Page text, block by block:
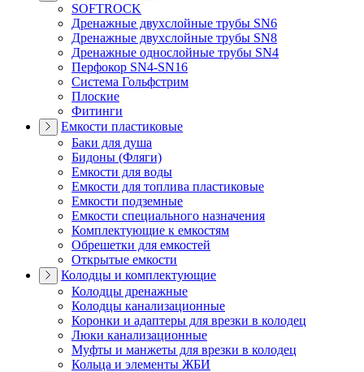
SOFTROCK
Дренажные двухслойные трубы SN6
Дренажные двухслойные трубы SN8
Дренажные однослойные трубы SN4
Перфокор SN4-SN16
Система Гольфстрим
Плоские
Фитинги
Емкости пластиковые
Баки для душа
Бидоны (Фляги)
Емкости для воды
Емкости для топлива пластиковые
Емкости подземные
Емкости специального назначения
Комплектующие к емкостям
Обрешетки для емкостей
Открытые емкости
Колодцы и комплектующие
Колодцы дренажные
Колодцы канализационные
Коронки и адаптеры для врезки в колодец
Люки канализационные
Муфты и манжеты для врезки в колодец
Кольца и элементы ЖБИ